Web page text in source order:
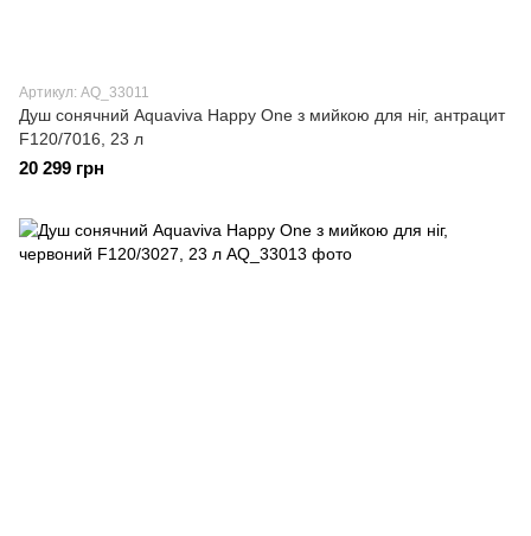
Артикул: AQ_33011
Душ сонячний Aquaviva Happy One з мийкою для ніг, антрацит
F120/7016, 23 л
20 299 грн